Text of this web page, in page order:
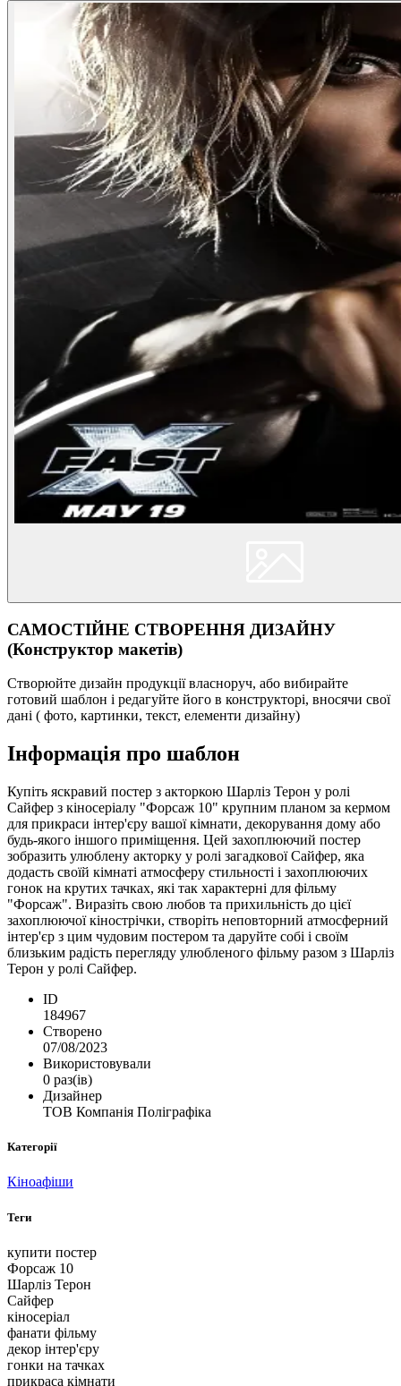
САМОСТІЙНЕ СТВОРЕННЯ ДИЗАЙНУ
(Конструктор макетів)
Створюйте дизайн продукції власноруч, або вибирайте
готовий шаблон і редагуйте його в конструкторі, вносячи свої
дані ( фото, картинки, текст, елементи дизайну)
Інформація про шаблон
Купіть яскравий постер з акторкою Шарліз Терон у ролі
Сайфер з кіносеріалу "Форсаж 10" крупним планом за кермом
для прикраси інтер'єру вашої кімнати, декорування дому або
будь-якого іншого приміщення. Цей захоплюючий постер
зобразить улюблену акторку у ролі загадкової Сайфер, яка
додасть своїй кімнаті атмосферу стильності і захоплюючих
гонок на крутих тачках, які так характерні для фільму
"Форсаж". Виразіть свою любов та прихильність до цієї
захоплюючої кінострічки, створіть неповторний атмосферний
інтер'єр з цим чудовим постером та даруйте собі і своїм
близьким радість перегляду улюбленого фільму разом з Шарліз
Терон у ролі Сайфер.
ID
184967
Створено
07/08/2023
Використовували
0 раз(ів)
Дизайнер
ТОВ Компанія Поліграфіка
Категорії
Кіноафіши
Теги
купити постер
Форсаж 10
Шарліз Терон
Сайфер
кіносеріал
фанати фільму
декор інтер'єру
гонки на тачках
прикраса кімнати